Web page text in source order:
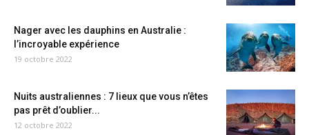
Nager avec les dauphins en Australie :
l’incroyable expérience
19 octobre 2022
Nuits australiennes : 7 lieux que vous n’êtes
pas prêt d’oublier...
12 octobre 2022